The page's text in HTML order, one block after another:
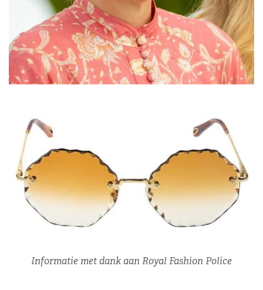
Informatie met dank aan Royal Fashion Police